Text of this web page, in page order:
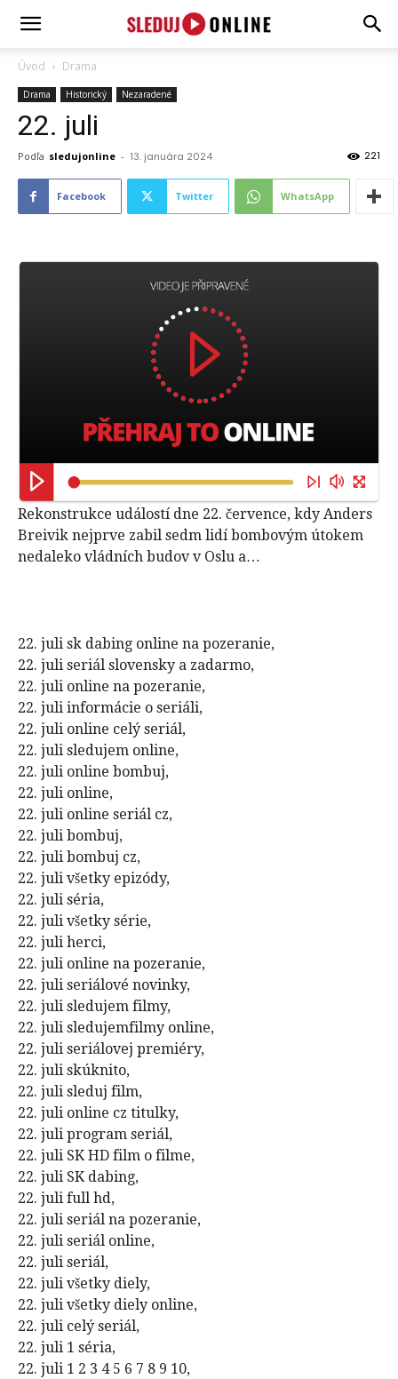
SledujOnline.sk
Úvod Drama
Drama Historický Nezaradené
22. juli
Podľa sledujonline - 13. januára 2024 221
Facebook Twitter WhatsApp
Rekonstrukce událostí dne 22. července, kdy Anders
Breivik nejprve zabil sedm lidí bombovým útokem
nedaleko vládních budov v Oslu a…
22. juli sk dabing online na pozeranie,
22. juli seriál slovensky a zadarmo,
22. juli online na pozeranie,
22. juli informácie o seriáli,
22. juli online celý seriál,
22. juli sledujem online,
22. juli online bombuj,
22. juli online,
22. juli online seriál cz,
22. juli bombuj,
22. juli bombuj cz,
22. juli všetky epizódy,
22. juli séria,
22. juli všetky série,
22. juli herci,
22. juli online na pozeranie,
22. juli seriálové novinky,
22. juli sledujem filmy,
22. juli sledujemfilmy online,
22. juli seriálovej premiéry,
22. juli skúknito,
22. juli sleduj film,
22. juli online cz titulky,
22. juli program seriál,
22. juli SK HD film o filme,
22. juli SK dabing,
22. juli full hd,
22. juli seriál na pozeranie,
22. juli seriál online,
22. juli seriál,
22. juli všetky diely,
22. juli všetky diely online,
22. juli celý seriál,
22. juli 1 séria,
22. juli 1 2 3 4 5 6 7 8 9 10,